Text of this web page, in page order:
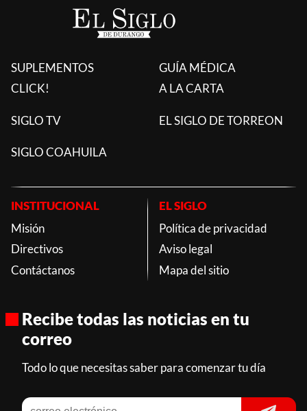
SUPLEMENTOS
CLICK!
GUÍA MÉDICA
A LA CARTA
SIGLO TV EL SIGLO DE TORREON
SIGLO COAHUILA
INSTITUCIONAL
Misión
Directivos
Contáctanos
EL SIGLO
Política de privacidad
Aviso legal
Mapa del sitio
Recibe todas las noticias en tu
correo
Todo lo que necesitas saber para comenzar tu día